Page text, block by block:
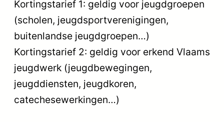
Kortingstarief 1: geldig voor jeugdgroepen
(scholen, jeugdsportverenigingen,
buitenlandse jeugdgroepen…)
Kortingstarief 2: geldig voor erkend Vlaams
jeugdwerk (jeugdbewegingen,
jeugddiensten, jeugdkoren,
catechesewerkingen…)